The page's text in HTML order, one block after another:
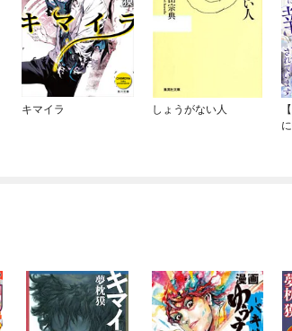
キマイラ しょうがない人